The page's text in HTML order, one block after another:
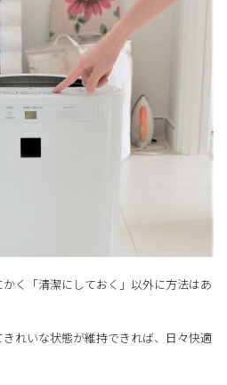
く「清潔にしておく」以外に方法はあ
れいな状態が維持できれば、日々快適